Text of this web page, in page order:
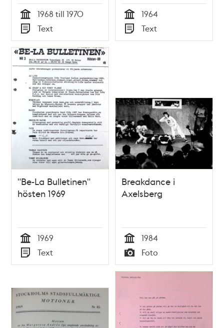
Tid
1968 till 1970
Typ
Text Tid
1964
Typ
Text
"Be-La Bulletinen"
hösten 1969
Tid
1969
Typ
Text
Breakdance i
Axelsberg
Tid
1984
Typ
Foto